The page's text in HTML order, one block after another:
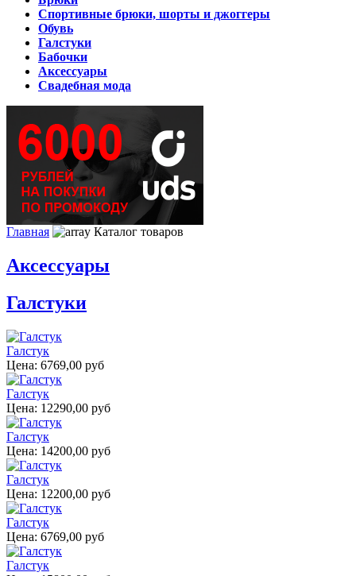
Спортивные брюки, шорты и джоггеры
Обувь
Галстуки
Бабочки
Аксессуары
Свадебная мода
Главная Каталог товаров
Аксессуары
Галстуки
Галстук
Цена: 6769,00 руб
Галстук
Цена: 12290,00 руб
Галстук
Цена: 14200,00 руб
Галстук
Цена: 12200,00 руб
Галстук
Цена: 6769,00 руб
Галстук